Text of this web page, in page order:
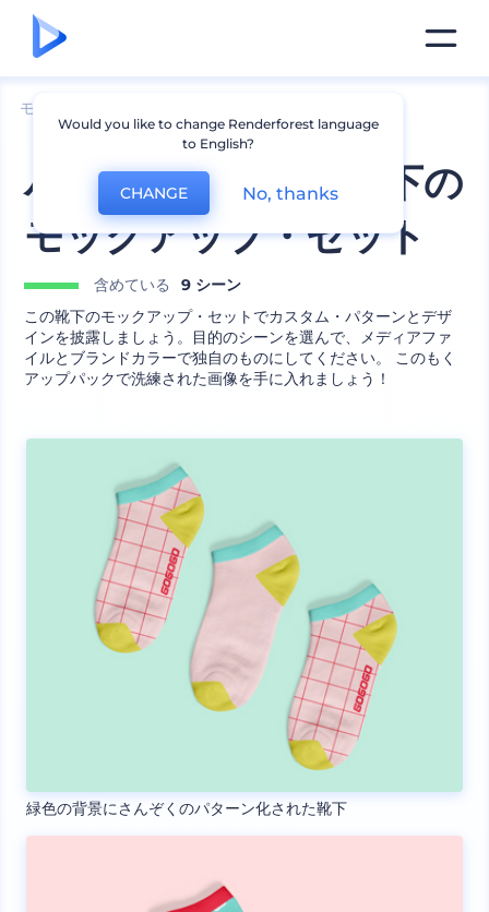
モックアップ
パターン化された靴下の
モックアップ・セット
含めている
9 シーン
この靴下のモックアップ・セットでカスタム・パターンとデザ
インを披露しましょう。目的のシーンを選んで、メディアファ
イルとブランドカラーで独自のものにしてください。 このもく
アップパックで洗練された画像を手に入れましょう！
緑色の背景にさんぞくのパターン化された靴下
Would you like to change Renderforest language
to English?
CHANGE No, thanks